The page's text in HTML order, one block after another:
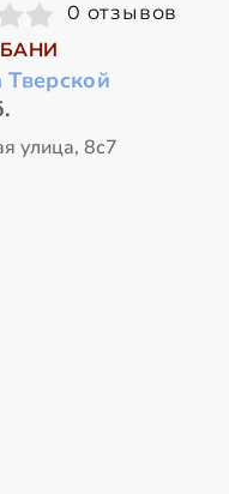
0 отзывов
Тверской
улица, 8с7